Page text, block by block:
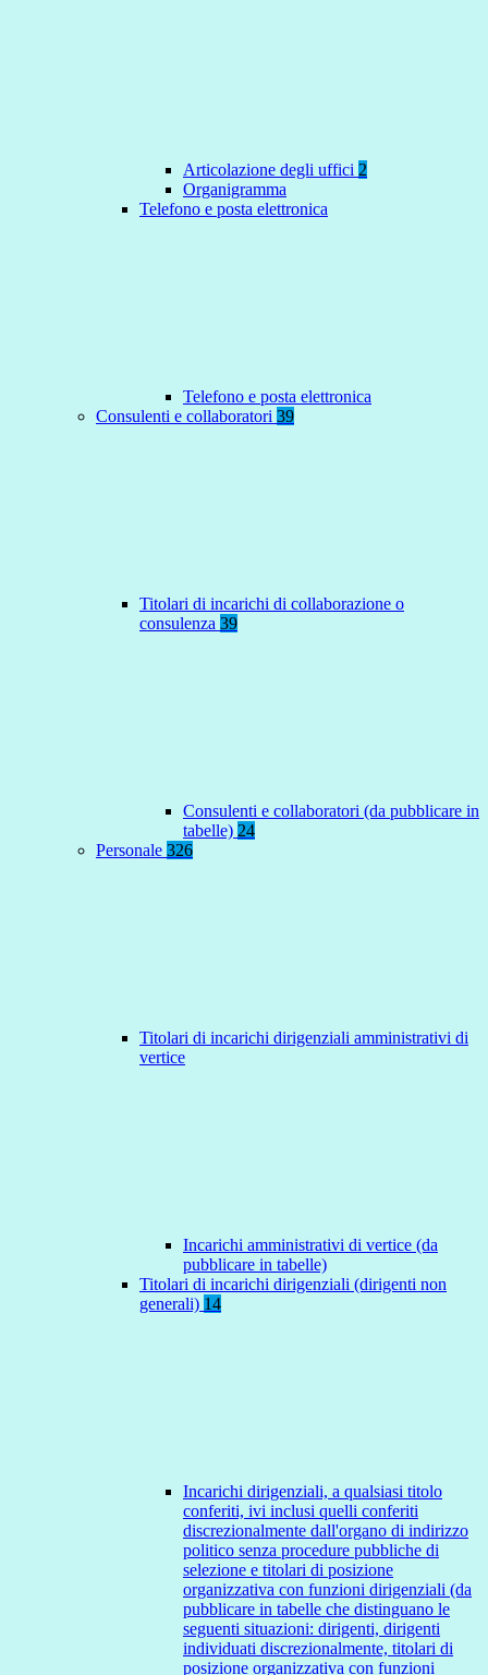
Articolazione degli uffici 2
Organigramma
Telefono e posta elettronica
Telefono e posta elettronica
Consulenti e collaboratori 39
Titolari di incarichi di collaborazione o
consulenza 39
Consulenti e collaboratori (da pubblicare in
tabelle) 24
Personale 326
Titolari di incarichi dirigenziali amministrativi di
vertice
Incarichi amministrativi di vertice (da
pubblicare in tabelle)
Titolari di incarichi dirigenziali (dirigenti non
generali) 14
Incarichi dirigenziali, a qualsiasi titolo
conferiti, ivi inclusi quelli conferiti
discrezionalmente dall'organo di indirizzo
politico senza procedure pubbliche di
selezione e titolari di posizione
organizzativa con funzioni dirigenziali (da
pubblicare in tabelle che distinguano le
seguenti situazioni: dirigenti, dirigenti
individuati discrezionalmente, titolari di
posizione organizzativa con funzioni